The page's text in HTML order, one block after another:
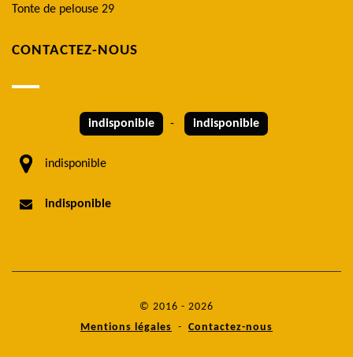
Tonte de pelouse 29
CONTACTEZ-NOUS
indisponible - indisponible
indisponible
indisponible
© 2016 - 2026
Mentions légales - Contactez-nous